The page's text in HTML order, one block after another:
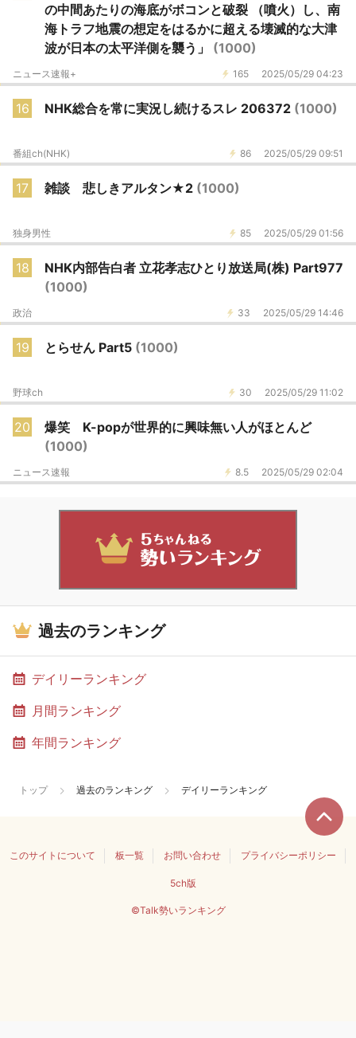
の中間あたりの海底がボコンと破裂 （噴火）し、南
海トラフ地震の想定をはるかに超える壊滅的な大津
波が日本の太平洋側を襲う」 (1000)
165 2025/05/29 04:23
ニュース速報+
16 NHK総合を常に実況し続けるスレ 206372 (1000)
86 2025/05/29 09:51
番組ch(NHK)
17 雑談 悲しきアルタン★2 (1000)
85 2025/05/29 01:56
独身男性
18
NHK内部告白者 立花孝志ひとり放送局(株) Part977
(1000)
33 2025/05/29 14:46
政治
19 とらせん Part5 (1000)
30 2025/05/29 11:02
野球ch
20
爆笑 K-popが世界的に興味無い人がほとんど
(1000)
8.5 2025/05/29 02:04
ニュース速報
過去のランキング
デイリーランキング
月間ランキング
年間ランキング
トップ 過去のランキング デイリーランキング
このサイトについて 板一覧 お問い合わせ プライバシーポリシー
5ch版
©Talk勢いランキング